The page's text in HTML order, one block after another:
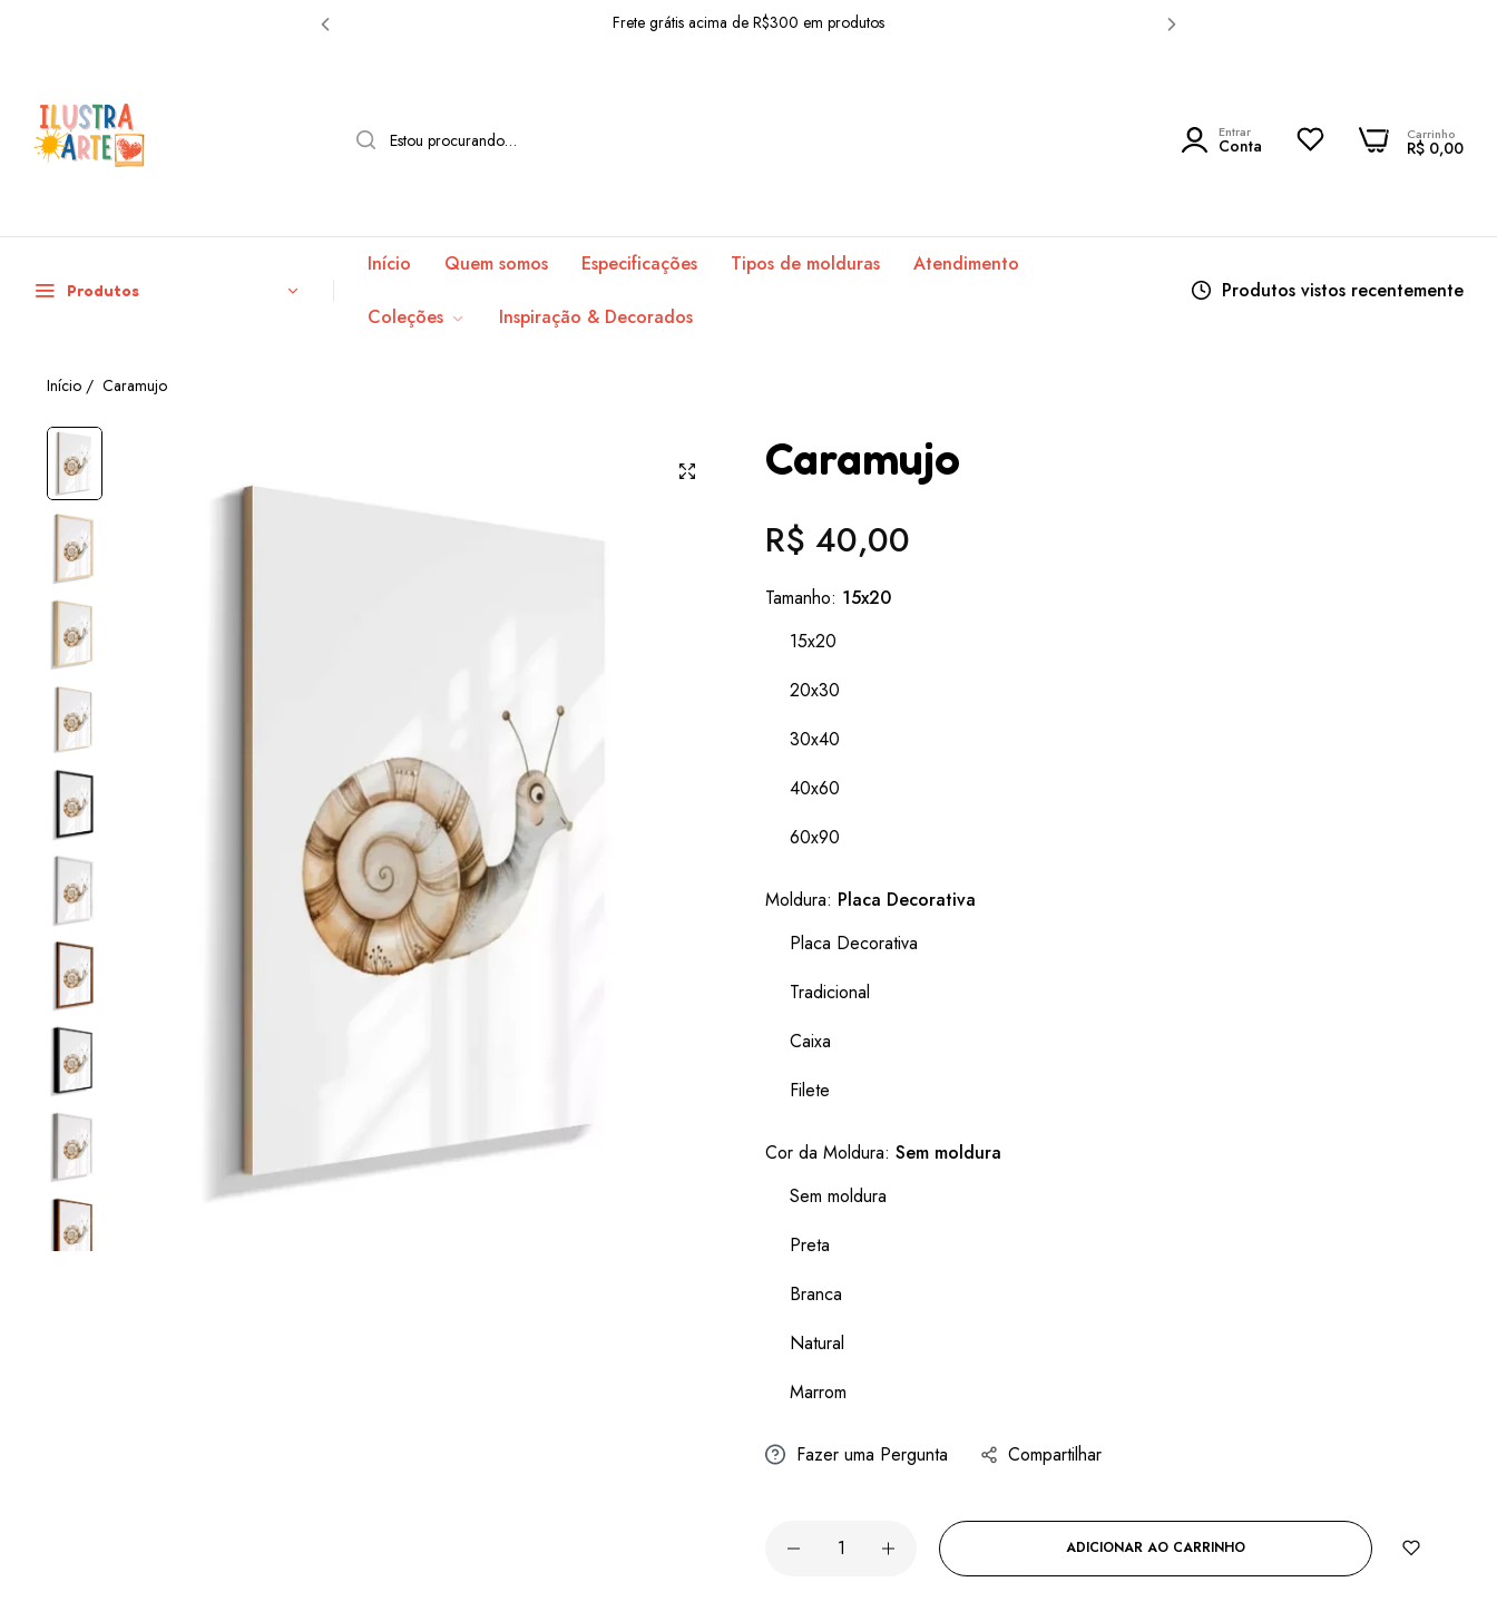
Frete grátis acima de R$300 em produtos
Frete grátis acima de R$300 em produtos
Entrar
Conta
0 Carrinho
R$ 0,00
0
Produtos
Início Quem somos Especificações Tipos de molduras Atendimento
Coleções Inspiração & Decorados
Produtos vistos recentemente
Início / Caramujo
Caramujo
Preço
normal
R$ 40,00
Tamanho: 15x20
15x20
20x30
30x40
40x60
60x90
Moldura: Placa Decorativa
Placa Decorativa
Tradicional
Caixa
Filete
Cor da Moldura: Sem moldura
Sem moldura
Preta
Branca
Natural
Marrom
Fazer uma Pergunta Compartilhar
ADICIONAR AO CARRINHO